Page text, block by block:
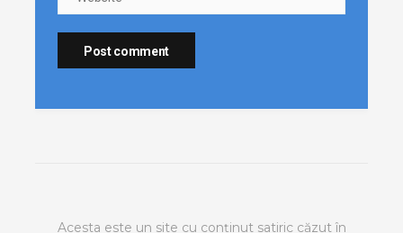
Acesta este un site cu conținut satiric căzut în